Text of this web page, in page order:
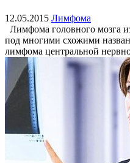
12.05.2015 Лимфома
Лимфома головного мозга
под многими схожими
лимфома центральной